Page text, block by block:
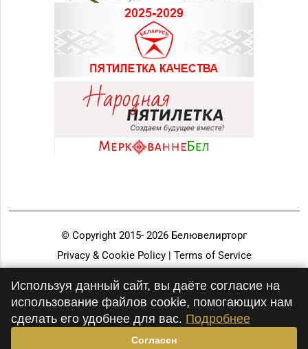
© Copyright 2015- 2026 Белювелирторг
Privacy & Cookie Policy | Terms of Service
Используя данный сайт, вы даёте согласие на
использование файлов cookie, помогающих нам
сделать его удобнее для вас. Подробнее
Согласен